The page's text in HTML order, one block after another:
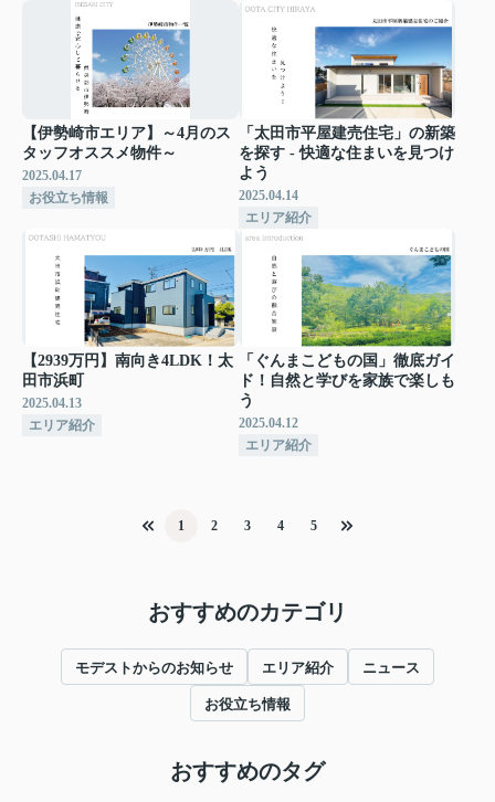
【伊勢崎市エリア】～4月のス
タッフオススメ物件～
2025.04.17
お役立ち情報
「太田市平屋建売住宅」の新築
を探す - 快適な住まいを見つけ
よう
2025.04.14
エリア紹介
【2939万円】南向き4LDK！太
田市浜町
2025.04.13
エリア紹介
「ぐんまこどもの国」徹底ガイ
ド！自然と学びを家族で楽しも
う
2025.04.12
エリア紹介
1 2 3 4 5
おすすめのカテゴリ
モデストからのお知らせ エリア紹介 ニュース
お役立ち情報
おすすめのタグ